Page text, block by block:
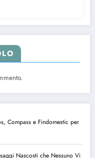
Compass e Findomestic per
Nascosti che Nessuno Vi